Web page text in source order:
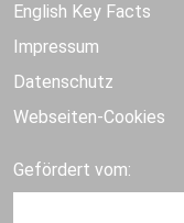
English Key Facts
Impressum
Datenschutz
Webseiten-Cookies
Gefördert vom: